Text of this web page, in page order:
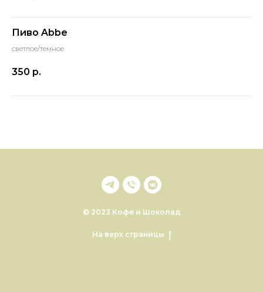
Пиво Abbe
светлое/темное
350 р.
© 2023 Кофе и Шоколад
На верх страницы